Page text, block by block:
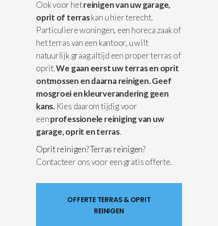
Ook voor hetreinigen van uw garage,
oprit of terraskan u hier terecht.
Particuliere woningen, een horeca zaak of
het terras van een kantoor, u wilt
natuurlijk graag altijd een proper terras of
oprit.We gaan eerst uw terras en oprit
ontmossen en daarna reinigen.Geef
mosgroei en kleurverandering geen
kans.Kies daarom tijdig voor
eenprofessionele reiniging van uw
garage, oprit en terras.
Oprit reinigen?Terras reinigen?
Contacteer ons voor een gratis offerte.
OFFERTE TERRAS & OPRIT
REINIGEN